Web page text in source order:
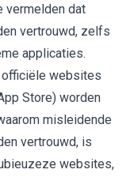
vermelden dat
vertrouwd, zelfs
applicaties.
websites
Store) worden
misleidende
vertrouwd, is
websites,